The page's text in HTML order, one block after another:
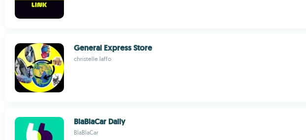
General Express Store
christelle laffo
BlaBlaCar Daily
BlaBlaCar